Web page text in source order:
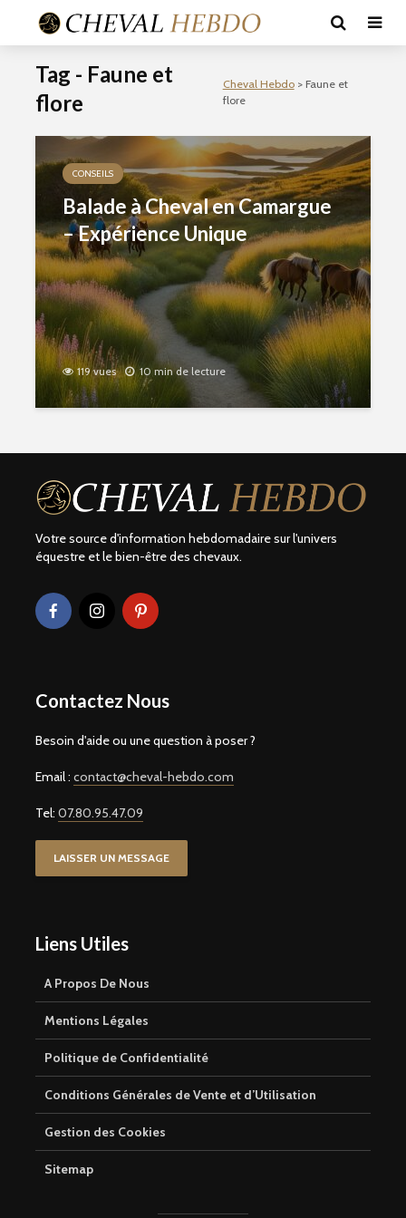
Tag - Faune et
flore
Cheval Hebdo> Faune et
flore
CONSEILS
Balade à Cheval en Camargue
– Expérience Unique
119 vues 10 min de lecture
Votre source d'information hebdomadaire sur l'univers
équestre et le bien-être des chevaux.
Contactez Nous
Besoin d'aide ou une question à poser ?
Email : contact@cheval-hebdo.com
Tel: 07.80.95.47.09
LAISSER UN MESSAGE
Liens Utiles
A Propos De Nous
Mentions Légales
Politique de Confidentialité
Conditions Générales de Vente et d’Utilisation
Gestion des Cookies
Sitemap